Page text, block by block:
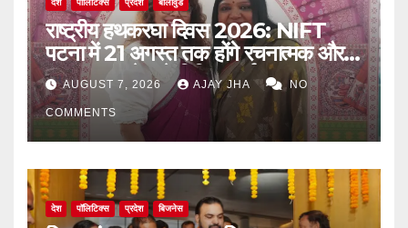
राष्ट्रीय हथकरघा दिवस 2026: NIFT
पटना में 21 अगस्त तक होंगे रचनात्मक और
जागरूकता से जुड़े विविध कार्यक्रम
AUGUST 7, 2026 AJAY JHA NO
COMMENTS
देश पॉलिटिक्स प्रदेश बिजनेस